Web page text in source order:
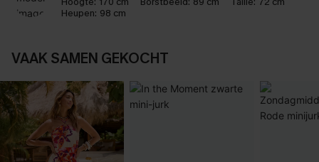
Heupen: 98 cm
VAAK SAMEN GEKOCHT